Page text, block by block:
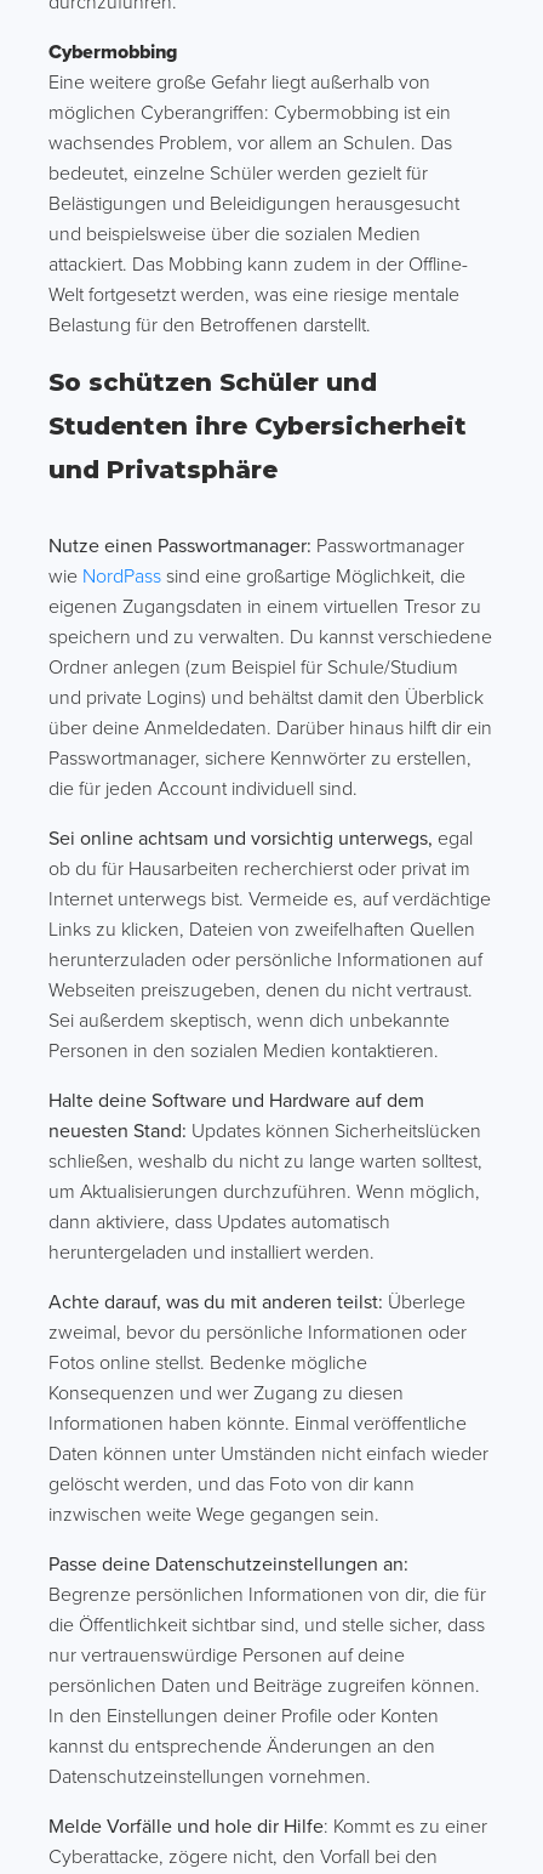
Cybermobbing
Eine weitere große Gefahr liegt außerhalb von
möglichen Cyberangriffen: Cybermobbing ist ein
wachsendes Problem, vor allem an Schulen. Das
bedeutet, einzelne Schüler werden gezielt für
Belästigungen und Beleidigungen herausgesucht
und beispielsweise über die sozialen Medien
attackiert. Das Mobbing kann zudem in der Offline-
Welt fortgesetzt werden, was eine riesige mentale
Belastung für den Betroffenen darstellt.
So schützen Schüler und
Studenten ihre Cybersicherheit
und Privatsphäre
Nutze einen Passwortmanager: Passwortmanager
wie NordPass sind eine großartige Möglichkeit, die
eigenen Zugangsdaten in einem virtuellen Tresor zu
speichern und zu verwalten. Du kannst verschiedene
Ordner anlegen (zum Beispiel für Schule/Studium
und private Logins) und behältst damit den Überblick
über deine Anmeldedaten. Darüber hinaus hilft dir ein
Passwortmanager, sichere Kennwörter zu erstellen,
die für jeden Account individuell sind.
Sei online achtsam und vorsichtig unterwegs, egal
ob du für Hausarbeiten recherchierst oder privat im
Internet unterwegs bist. Vermeide es, auf verdächtige
Links zu klicken, Dateien von zweifelhaften Quellen
herunterzuladen oder persönliche Informationen auf
Webseiten preiszugeben, denen du nicht vertraust.
Sei außerdem skeptisch, wenn dich unbekannte
Personen in den sozialen Medien kontaktieren.
Halte deine Software und Hardware auf dem
neuesten Stand: Updates können Sicherheitslücken
schließen, weshalb du nicht zu lange warten solltest,
um Aktualisierungen durchzuführen. Wenn möglich,
dann aktiviere, dass Updates automatisch
heruntergeladen und installiert werden.
Achte darauf, was du mit anderen teilst: Überlege
zweimal, bevor du persönliche Informationen oder
Fotos online stellst. Bedenke mögliche
Konsequenzen und wer Zugang zu diesen
Informationen haben könnte. Einmal veröffentliche
Daten können unter Umständen nicht einfach wieder
gelöscht werden, und das Foto von dir kann
inzwischen weite Wege gegangen sein.
Passe deine Datenschutzeinstellungen an:
Begrenze persönlichen Informationen von dir, die für
die Öffentlichkeit sichtbar sind, und stelle sicher, dass
nur vertrauenswürdige Personen auf deine
persönlichen Daten und Beiträge zugreifen können.
In den Einstellungen deiner Profile oder Konten
kannst du entsprechende Änderungen an den
Datenschutzeinstellungen vornehmen.
Melde Vorfälle und hole dir Hilfe: Kommt es zu einer
Cyberattacke, zögere nicht, den Vorfall bei den